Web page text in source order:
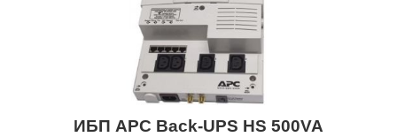
ИБП APC Back-UPS HS 500VA